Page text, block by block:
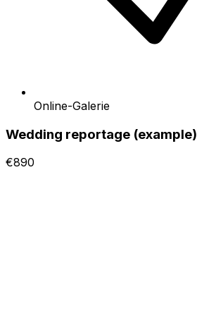
Online-Galerie
Wedding reportage (example)
€890